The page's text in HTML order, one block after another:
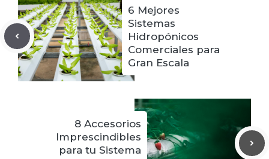
6 Mejores
Sistemas
Hidropónicos
Comerciales para
Gran Escala
8 Accesorios
Imprescindibles
para tu Sistema